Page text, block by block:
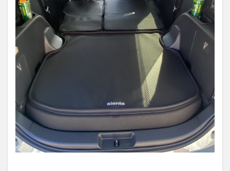
ンタ
はデ
ザイ
ン・
こだ
わり
あり
運転
席は
視界
良好
で、
室内